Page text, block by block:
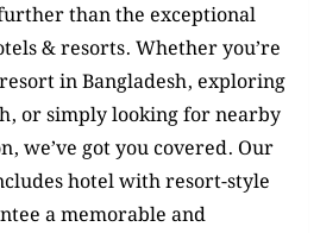
than the exceptional
& resorts. Whether you’re
in Bangladesh, exploring
or simply looking for nearby
we’ve got you covered. Our
hotel with resort-style
a memorable and